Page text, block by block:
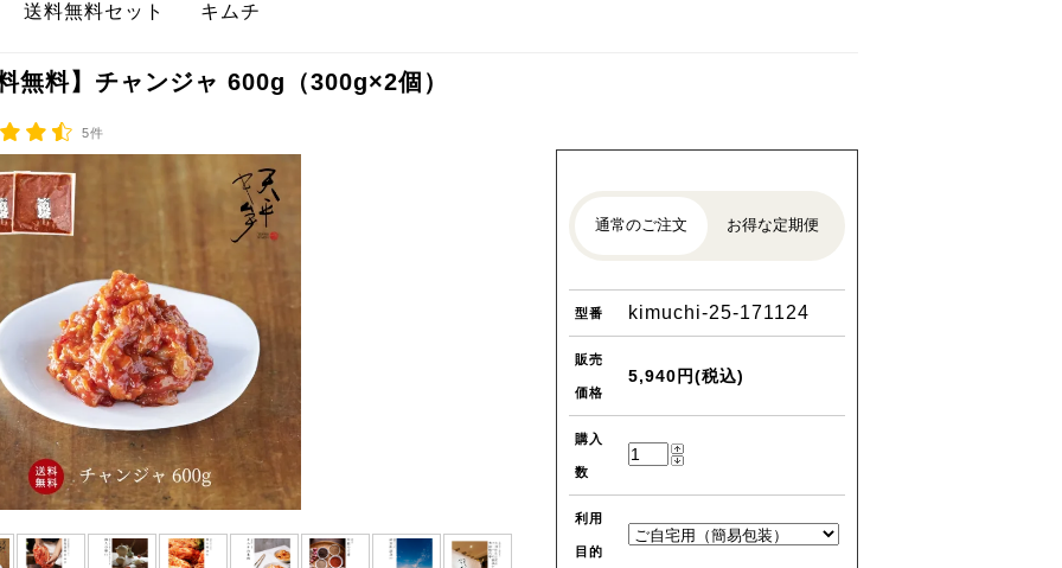
送料無料セット キムチ
無料】チャンジャ 600g（300g×2個）
5件
通常のご注文 お得な定期便
型番 kimuchi-25-171124
販売
価格
5,940円(税込)
購入
数
利用
目的